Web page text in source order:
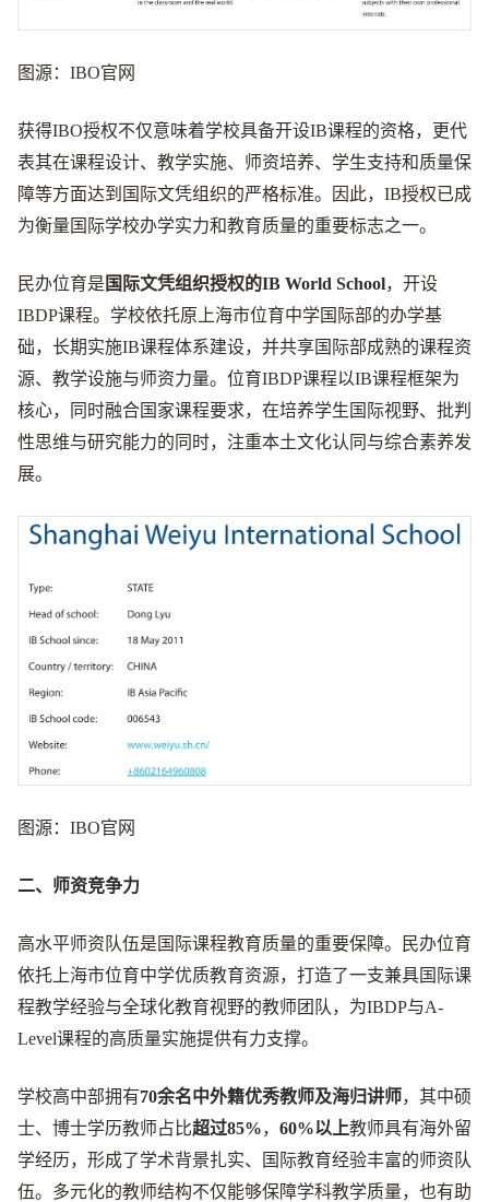
图源：IBO官网
获得IBO授权不仅意味着学校具备开设IB课程的资格，更代
表其在课程设计、教学实施、师资培养、学生支持和质量保
障等方面达到国际文凭组织的严格标准。因此，IB授权已成
为衡量国际学校办学实力和教育质量的重要标志之一。
民办位育是 国际文凭组织授权的IB World School，开设
IBDP课程。学校依托原上海市位育中学国际部的办学基
础，长期实施IB课程体系建设，并共享国际部成熟的课程资
源、教学设施与师资力量。位育IBDP课程以IB课程框架为
核心，同时融合国家课程要求，在培养学生国际视野、批判
性思维与研究能力的同时，注重本土文化认同与综合素养发
展。
图源：IBO官网
二、师资竞争力
高水平师资队伍是国际课程教育质量的重要保障。民办位育
依托上海市位育中学优质教育资源，打造了一支兼具国际课
程教学经验与全球化教育视野的教师团队，为IBDP与A-
Level课程的高质量实施提供有力支撑。
学校高中部拥有70余名中外籍优秀教师及海归讲师，其中硕
士、博士学历教师占比超过85%， 60%以上教师具有海外留
学经历，形成了学术背景扎实、国际教育经验丰富的师资队
伍。多元化的教师结构不仅能够保障学科教学质量，也有助